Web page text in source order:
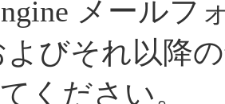
メールフ
よびそれ以降
ください。